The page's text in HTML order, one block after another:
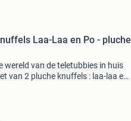
Laa-Laa en Po - pluche
wereld van de teletubbies in huis
van 2 pluche knuffels : laa-laa en